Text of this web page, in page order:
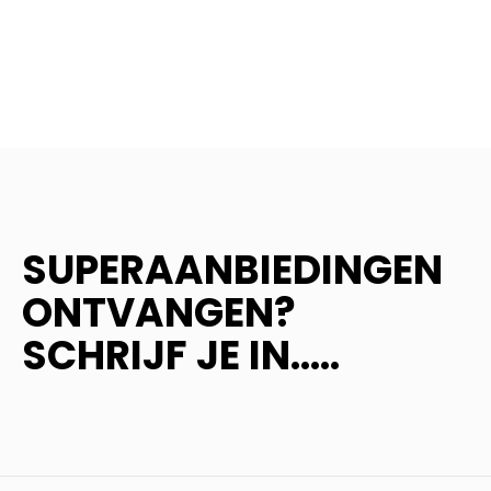
SUPERAANBIEDINGEN
ONTVANGEN?
SCHRIJF JE IN.....